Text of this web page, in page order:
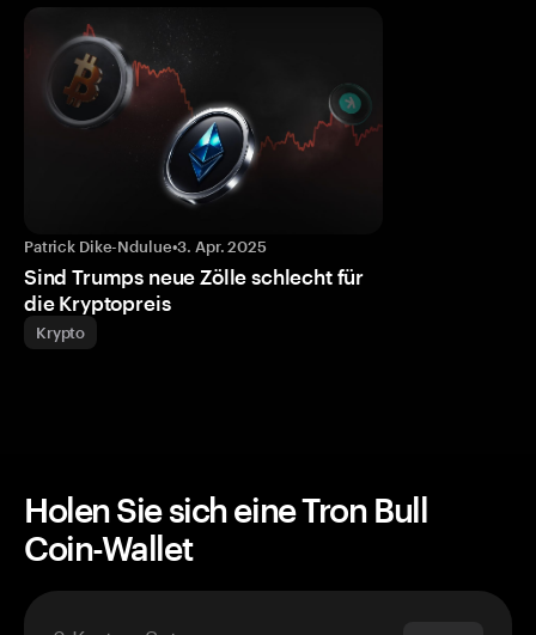
Patrick Dike-Ndulue•3. Apr. 2025
Sind Trumps neue Zölle schlecht für
die Kryptopreis
Krypto
Holen Sie sich eine Tron Bull
Coin-Wallet